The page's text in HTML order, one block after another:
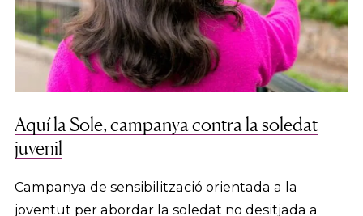
Aquí la Sole, campanya contra la soledat
juvenil
Campanya de sensibilització orientada a la
joventut per abordar la soledat no desitjada a